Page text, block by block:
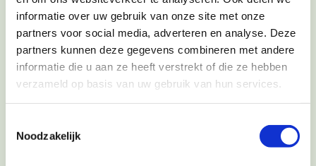
informatie over uw gebruik van onze site met onze
partners voor social media, adverteren en analyse. Deze
partners kunnen deze gegevens combineren met andere
informatie die u aan ze heeft verstrekt of die ze hebben
verzameld op basis van uw gebruik van hun services.
Noodzakelijk
creatief proces.
Mijn verlangen om geweldloos te kunnen
communiceren in woord en beeld inspireert me
in toenemende mate te blijven zoeken naar
interactieve mogelijkheden in een passende
kunstvorm.